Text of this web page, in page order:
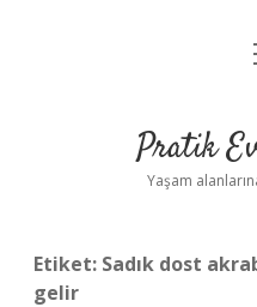
Pratik
Yaşam
Etiket: Sadık dost
gelir